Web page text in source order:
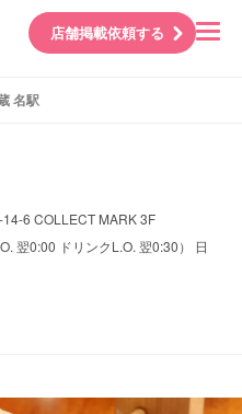
店舗掲載依頼する
名駅
6 COLLECT MARK 3F
翌0:00 ドリンクL.O. 翌0:30） 日